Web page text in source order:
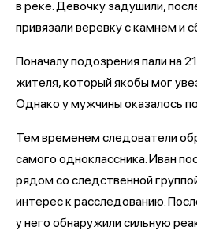
в реке. Девочку задушили,
привязали веревку с камнем и
Поначалу подозрения пали на
жителя, который якобы мог
Однако у мужчины оказалось
Тем временем следователи
самого одноклассника. Иван
рядом со следственной
интерес к расследованию.
у него обнаружили сильную